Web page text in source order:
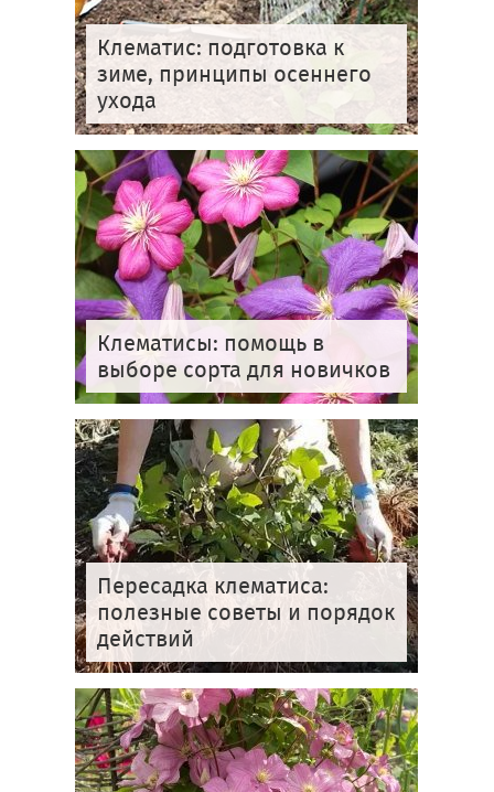
Клематис: подготовка к
зиме, принципы осеннего
ухода
Клематисы: помощь в
выборе сорта для новичков
Пересадка клематиса:
полезные советы и порядок
действий